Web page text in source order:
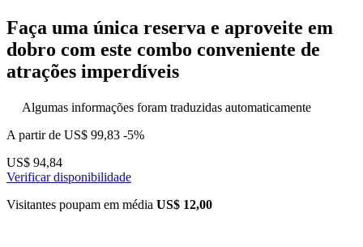
Faça uma única reserva e aproveite em
dobro com este combo conveniente de
atrações imperdíveis
Algumas informações foram traduzidas automaticamente
A partir de US$ 99,83 -5%
US$ 94,84
Verificar disponibilidade
Visitantes poupam em média US$ 12,00